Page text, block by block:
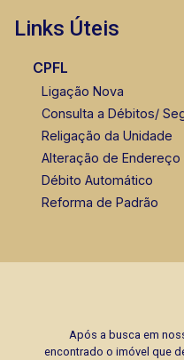
Links Úteis
CPFL
Ligação Nova
Consulta a Débitos/
Religação da Unidade
Alteração de Endereço
Débito Automático
Reforma de Padrão
Após a busca em
encontrado o imóvel que